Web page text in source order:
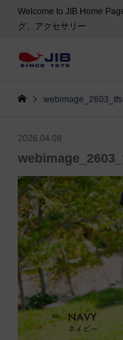
Welcome to JIB Home
グ、アクセサリー
2026.04.08